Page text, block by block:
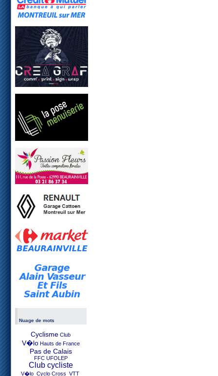
Nuage de mots
Cyclisme Club
V�lo Hauts de France
Pas de Calais
FFC UFOLEP
Club cycliste
V�lo Cyclo Cross VTT